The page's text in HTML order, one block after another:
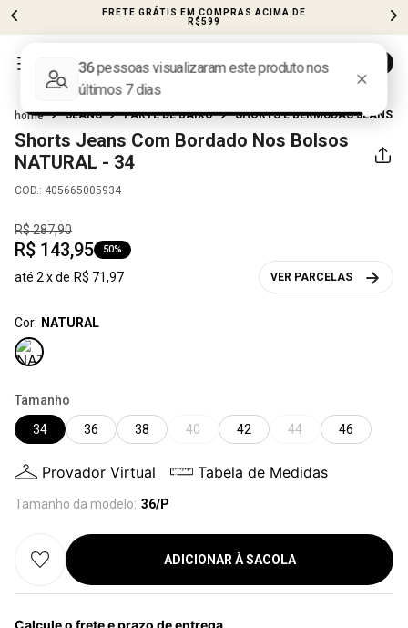
FRETE GRÁTIS EM COMPRAS ACIMA DE
R$599
JEANS PARTE DE BAIXO SHORTS E BERMUDAS JEANS
Shorts Jeans Com Bordado Nos Bolsos
NATURAL - 34
COD.: 405665005934
R$287,90
R$ 143,95 50%
até 2 x de R$ 71,97 VER PARCELAS
Cor: NATURAL
Tamanho
34
36 38 40 42 44 46
Provador Virtual Tabela de Medidas
Tamanho da modelo: 36/P
ADICIONAR À SACOLA